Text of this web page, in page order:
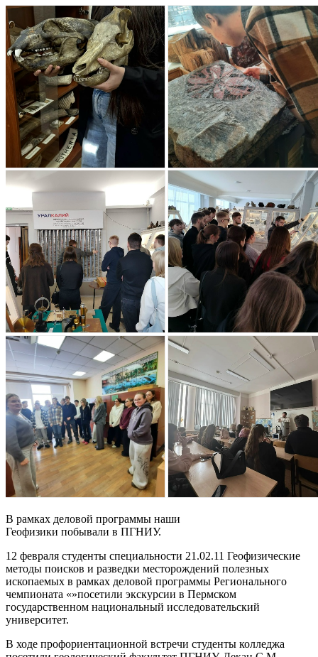
В рамках деловой программы наши
Геофизики побывали в ПГНИУ.
12 февраля студенты специальности 21.02.11 Геофизические
методы поисков и разведки месторождений полезных
ископаемых в рамках деловой программы Регионального
чемпионата «»посетили экскурсии в Пермском
государственном национальный исследовательский
университет.
В ходе профориентационной встречи студенты колледжа